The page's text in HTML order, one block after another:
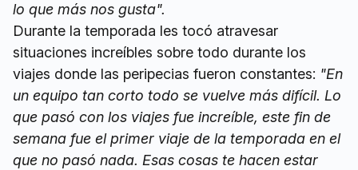
lo que más nos gusta".
Durante la temporada les tocó atravesar
situaciones increíbles sobre todo durante los
viajes donde las peripecias fueron constantes: "En
un equipo tan corto todo se vuelve más difícil. Lo
que pasó con los viajes fue increíble, este fin de
semana fue el primer viaje de la temporada en el
que no pasó nada. Esas cosas te hacen estar